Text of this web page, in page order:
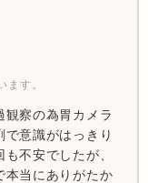
ます。
観察の為胃カメラ
意識がはっきり
不安でしたが、
本当にありがたか